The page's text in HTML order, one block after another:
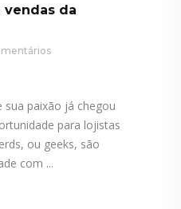
vendas da
sua paixão já chegou
para lojistas
ou geeks, são
com